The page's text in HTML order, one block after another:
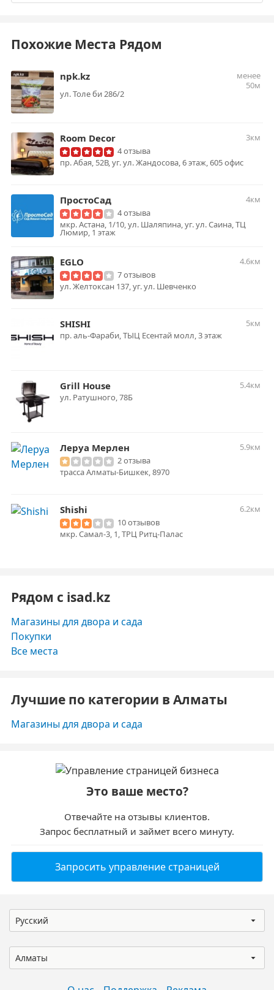
Похожие Места Рядом
npk.kz
менее
50м
ул. Толе би 286/2
Room Decor
3км
4 отзыва
пр. Абая, 52В, уг. ул. Жандосова, 6 этаж, 605 офис
ПростоСад
4км
4 отзыва
мкр. Астана, 1/10, ул. Шаляпина, уг. ул. Саина, ТЦ
Люмир, 1 этаж
EGLO
4.6км
7 отзывов
ул. Желтоксан 137, уг. ул. Шевченко
SHISHI
5км
пр. аль-Фараби, ТЫЦ Есентай молл, 3 этаж
Grill House
5.4км
ул. Ратушного, 78Б
Леруа Мерлен
5.9км
2 отзыва
трасса Алматы-Бишкек, 8970
Shishi
6.2км
10 отзывов
мкр. Самал-3, 1, ТРЦ Ритц-Палас
Рядом с isad.kz
Магазины для двора и сада
Покупки
Все места
Лучшие по категории в Алматы
Магазины для двора и сада
Это ваше место?
Отвечайте на отзывы клиентов.
Запрос бесплатный и займет всего минуту.
Запросить управление страницей
Русский
Алматы